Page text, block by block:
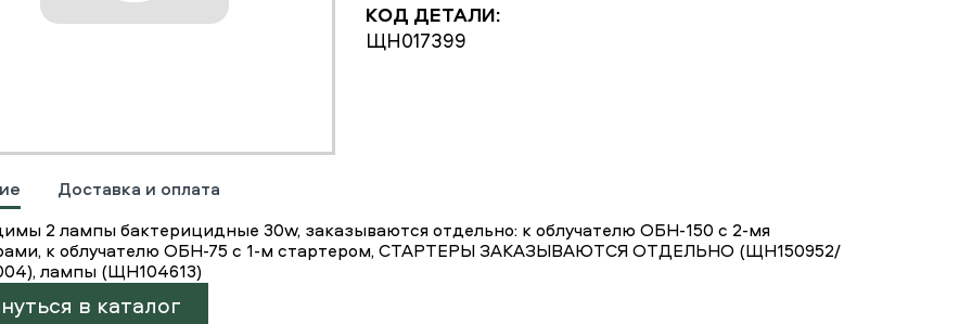
КОД ДЕТАЛИ:
ЩН017399
Доставка и оплата
2 лампы бактерицидные 30w, заказываются отдельно: к облучателю ОБН-150 с 2-мя
к облучателю ОБН-75 с 1-м стартером, СТАРТЕРЫ ЗАКАЗЫВАЮТСЯ ОТДЕЛЬНО (ЩН150952/
лампы (ЩН104613)
в каталог